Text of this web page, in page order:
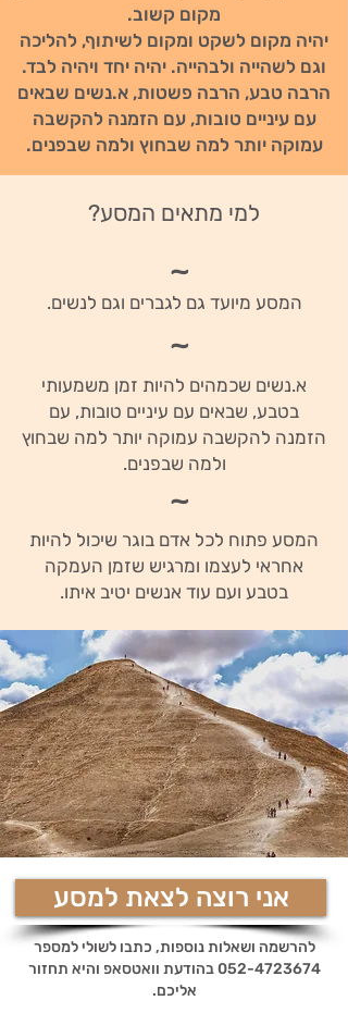
מקום קשוב.
יהיה מקום לשקט ומקום לשיתוף, להליכה
וגם לשהייה ולבהייה. יהיה יחד ויהיה לבד.
הרבה טבע, הרבה פשטות, א.נשים שבאים
עם עיניים טובות, עם הזמנה להקשבה
עמוקה יותר למה שבחוץ ולמה שבפנים.
למי מתאים המסע?
המסע מיועד גם לגברים וגם לנשים.
~
~
א.נשים שכמהים להיות זמן משמעותי
בטבע, שבאים עם עיניים טובות, עם
הזמנה להקשבה עמוקה יותר למה שבחוץ
ולמה שבפנים.
המסע פתוח לכל אדם בוגר שיכול להיות
אחראי לעצמו ומרגיש שזמן העמקה
בטבע ועם עוד אנשים יטיב איתו.
~
אני רוצה לצאת למסע
להרשמה ושאלות נוספות, כתבו לשולי למספר
052-4723674בהודעת וואטסאפ והיא תחזור
אליכם.